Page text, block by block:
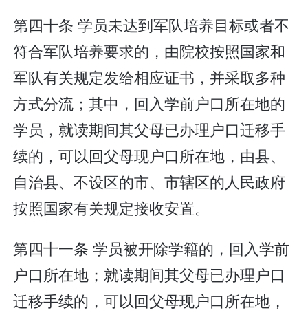
第四十条 学员未达到军队培养目标或者不
符合军队培养要求的，由院校按照国家和
军队有关规定发给相应证书，并采取多种
方式分流；其中，回入学前户口所在地的
学员，就读期间其父母已办理户口迁移手
续的，可以回父母现户口所在地，由县、
自治县、不设区的市、市辖区的人民政府
按照国家有关规定接收安置。
第四十一条 学员被开除学籍的，回入学前
户口所在地；就读期间其父母已办理户口
迁移手续的，可以回父母现户口所在地，